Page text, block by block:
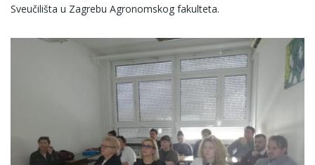
Sveučilišta u Zagrebu Agronomskog fakulteta.